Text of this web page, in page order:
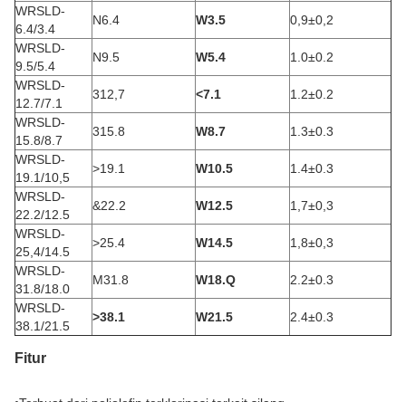
WRSLD-
6.4/3.4
N6.4 W3.5
0,9±0,2
WRSLD-
9.5/5.4
N9.5 W5.4
1.0±0.2
WRSLD-
12.7/7.1
312,7 <7.1
1.2±0.2
WRSLD-
15.8/8.7
315.8 W8.7
1.3±0.3
WRSLD-
19.1/10,5
>19.1 W10.5
1.4±0.3
WRSLD-
22.2/12.5
&22.2 W12.5
1,7±0,3
WRSLD-
25,4/14.5
>25.4 W14.5
1,8±0,3
WRSLD-
31.8/18.0
M31.8 W18.Q
2.2±0.3
WRSLD-
38.1/21.5
>38.1 W21.5 2.4±0.3
Fitur